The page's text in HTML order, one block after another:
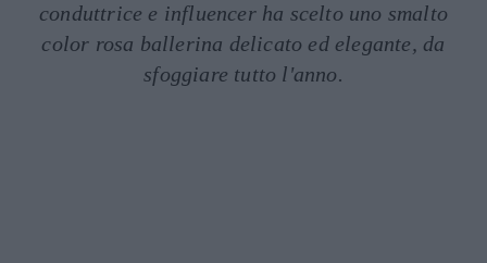
conduttrice e influencer ha scelto uno smalto
color rosa ballerina delicato ed elegante, da
sfoggiare tutto l'anno.